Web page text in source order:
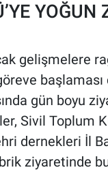
YOĞUN
gelişmelere
başlaması
gün boyu
Sivil Toplum
dernekleri İl
ziyaretinde